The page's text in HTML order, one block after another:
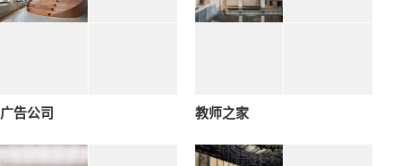
广告公司 教师之家